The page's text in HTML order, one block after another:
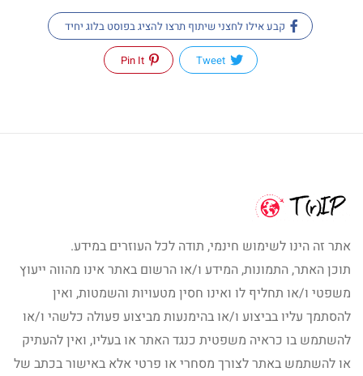
קבע אילו לחצני שיתוף תרצו להציג בפוסט בלוג יחיד
Tweet
Pin It
אתר זה הינו לשימוש חינמי, תודה לכל העוזרים במידע.
תוכן האתר, התמונות, המידע ו/או הרשום באתר אינו מהווה ייעוץ
משפטי ו/או תחליף לו ואינו חסין מטעויות והשמטות, ואין
להסתמך עליו בביצוע ו/או בהימנעות מביצוע פעולה כלשהי ו/או
להשתמש בו כראיה משפטית כנגד האתר או בעליו, ואין להעתיק
או להשתמש באתר לצורך מסחרי או פרטי אלא באישור בכתב של